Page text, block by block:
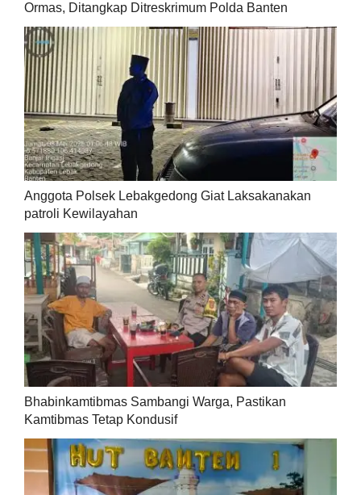
Ormas, Ditangkap Ditreskrimum Polda Banten
Anggota Polsek Lebakgedong Giat Laksakanakan
patroli Kewilayahan
Bhabinkamtibmas Sambangi Warga, Pastikan
Kamtibmas Tetap Kondusif